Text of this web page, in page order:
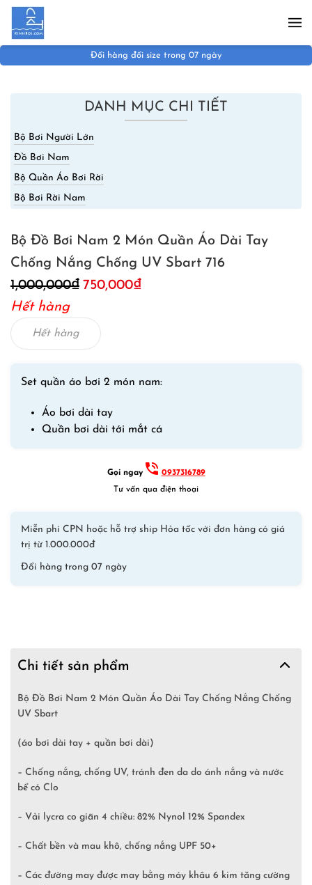
Skip to main content
Đổi hàng đổi size trong 07 ngày
DANH MỤC CHI TIẾT
Bộ Bơi Người Lớn
Đồ Bơi Nam
Bộ Quần Áo Bơi Rời
Bộ Bơi Rời Nam
Bộ Đồ Bơi Nam 2 Món Quần Áo Dài Tay
Chống Nắng Chống UV Sbart 716
1,000,000₫ Giá
là:
1,000,000₫.
750,000₫Giá
Hết hàng
Hết hàng
Set quần áo bơi 2 món nam:
Áo bơi dài tay
Quần bơi dài tới mắt cá
Gọi ngay
0937316789
Tư vấn qua điện thoại
Miễn phí CPN hoặc hỗ trợ ship Hỏa tốc với đơn hàng có giá
trị từ 1.000.000đ
Đổi hàng trong 07 ngày
Chi tiết sản phẩm
Bộ Đồ Bơi Nam 2 Món Quần Áo Dài Tay Chống Nắng Chống
UV Sbart
(áo bơi dài tay + quần bơi dài)
– Chống nắng, chống UV, tránh đen da do ánh nắng và nước
bể có Clo
– Vải lycra co giãn 4 chiều: 82% Nynol 12% Spandex
– Chất bền và mau khô, chống nắng UPF 50+
– Các đường may được may bằng máy khâu 6 kim tăng cường